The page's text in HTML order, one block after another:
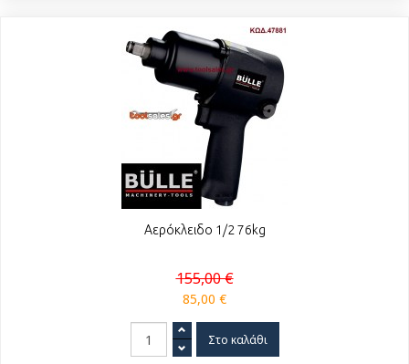
Αερόκλειδο 1/2 76kg
155,00 €
85,00 €